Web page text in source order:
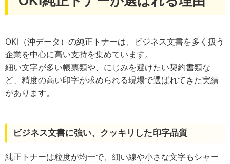
OKI（沖データ）の純正トナーは、ビジネス文書を多く扱う
企業を中心に高い支持を集めています。
細い文字が多い帳票類や、にじみを避けたい契約書類な
ど、精度の高い印字が求められる現場で選ばれてきた実績
があります。
ビジネス文書に強い、クッキリした印字品質
純正トナーは粒度が均一で、細い線や小さな文字もシャー